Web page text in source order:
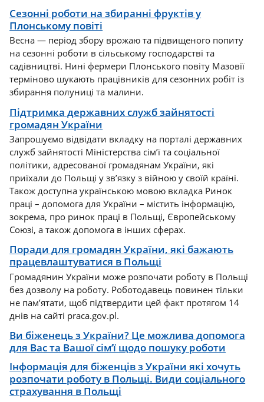
Сезонні роботи на збиранні фруктів у
Плонському повіті
Весна — період збору врожаю та підвищеного попиту
на сезонні роботи в сільському господарстві та
садівництві. Нині фермери Плонського повіту Мазовії
терміново шукають працівників для сезонних робіт із
збирання полуниці та малини.
Підтримка державних служб зайнятості
громадян України
Запрошуємо відвідати вкладку на порталі державних
служб зайнятості Міністерства сім’ї та соціальної
політики, адресованої громадянам України, які
приїхали до Польщі у зв’язку з війною у своїй країні.
Також доступна українською мовою вкладка Ринок
праці – допомога для України – містить інформацію,
зокрема, про ринок праці в Польщі, Європейському
Союзі, а також допомога в інших сферах.
Поради для громадян України, які бажають
працевлаштуватися в Польщі
Громадянин України може розпочати роботу в Польщі
без дозволу на роботу. Роботодавець повинен тільки
не пам’ятати, щоб підтвердити цей факт протягом 14
днів на сайті praca.gov.pl.
Ви біженець з України? Це можлива допомога
для Вас та Вашої сім’ї щодо пошуку роботи
Інформація для біженців з України які хочуть
розпочати роботу в Польщі. Види соціального
страхування в Польщі